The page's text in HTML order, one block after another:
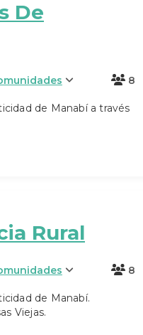
De
8
de Manabí a través
Rural
8
de Manabí.
Viejas.